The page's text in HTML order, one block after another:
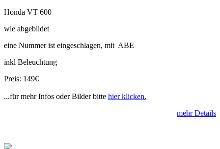
Honda VT 600
wie abgebildet
eine Nummer ist eingeschlagen, mit ABE
inkl Beleuchtung
Preis: 149€
...für mehr Infos oder Bilder bitte hier klicken.
mehr Details